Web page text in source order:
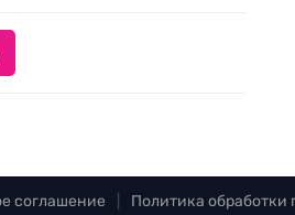
соглашение Политика